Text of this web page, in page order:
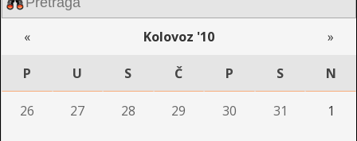
« Kolovoz '10 »
P U S Č P S N
26 27 28 29 30 31 1